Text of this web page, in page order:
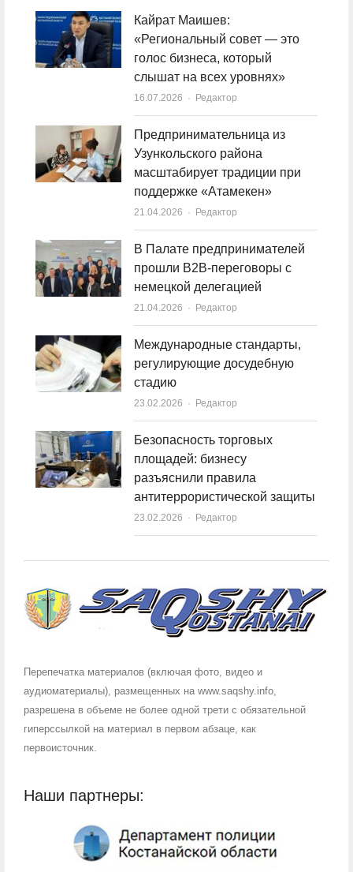
Кайрат Маишев:
«Региональный совет — это
голос бизнеса, который
слышат на всех уровнях»
16.07.2026 Author
Редактор
Предпринимательница из
Узункольского района
масштабирует традиции при
поддержке «Атамекен»
21.04.2026 Author
Редактор
В Палате предпринимателей
прошли B2B-переговоры с
немецкой делегацией
21.04.2026 Author
Редактор
Международные стандарты,
регулирующие досудебную
стадию
23.02.2026 Author
Редактор
Безопасность торговых
площадей: бизнесу
разъяснили правила
антитеррористической защиты
23.02.2026 Author
Редактор
Перепечатка материалов (включая фото, видео и
аудиоматериалы), размещенных на www.saqshy.info,
разрешена в объеме не более одной трети с обязательной
гиперссылкой на материал в первом абзаце, как
первоисточник.
Наши партнеры: